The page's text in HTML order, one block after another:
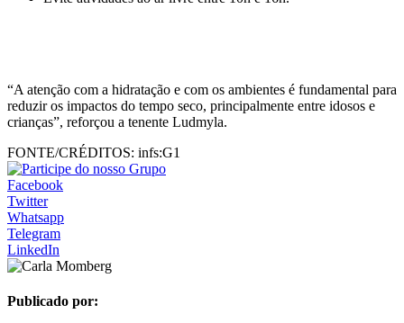
“A atenção com a hidratação e com os ambientes é fundamental para
reduzir os impactos do tempo seco, principalmente entre idosos e
crianças”, reforçou a tenente Ludmyla.
FONTE/CRÉDITOS: infs:G1
Facebook
Twitter
Whatsapp
Telegram
LinkedIn
Publicado por: